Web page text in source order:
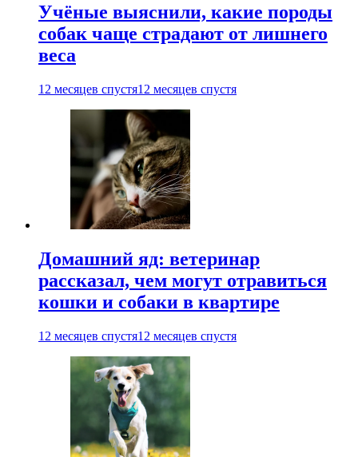
Учёные выяснили, какие породы
собак чаще страдают от лишнего
веса
12 месяцев спустя12 месяцев спустя
Домашний яд: ветеринар
рассказал, чем могут отравиться
кошки и собаки в квартире
12 месяцев спустя12 месяцев спустя